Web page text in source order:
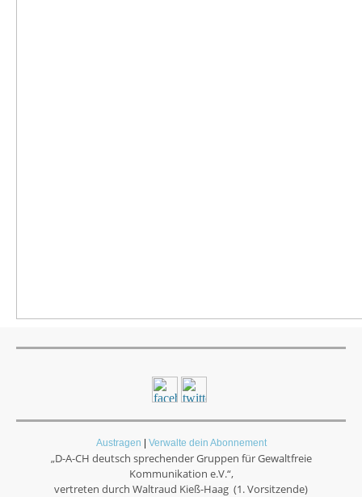
Austragen Verwalte dein Abonnement
„D-A-CH deutsch sprechender Gruppen für Gewaltfreie
Kommunikation e.V.“,
vertreten durch Waltraud Kieß-Haag (1. Vorsitzende)